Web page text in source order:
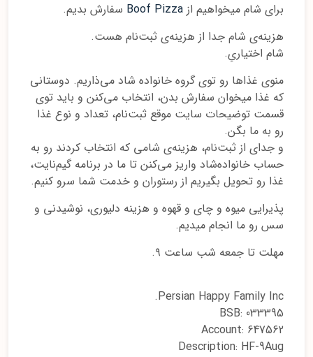
برای شام میخواهیم از Boof Pizza سفارش بدیم.
هزینه‌ی شام جدا از هزینه‌ی ثبت‌نام هست.
شام اختیاریِ.
منوی غذاها رو توی گروه خانواده شاد می‌ذاریم. دوستانی
که غذا میخوان سفارش بدن، انتخاب می‌کنن و باید توی
قسمت توضیحات سایت موقع ثبت‌نام، تعداد و نوع غذا
رو به ما بگن.
و جدای از ثبت‌نام، هزینه‌ی شامی که انتخاب کردند رو به
حساب خانواده‌شاد واریز می‌کنن تا ما در برنامه گیم‌نایت،
غذا رو تحویل بگیریم از رستوران و خدمت شما سرو کنیم.
پذیرایی میوه و چای و قهوه و هزینه دلیوری، نوشیدنی و
سس رو ما انجام میدیم.
مهلت تا جمعه شب ساعت ۹.
Persian Happy Family Inc.
BSB: 033395
Account: 647562
Description: HF-9Aug